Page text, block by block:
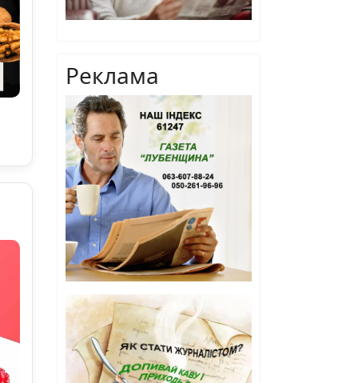
Реклама